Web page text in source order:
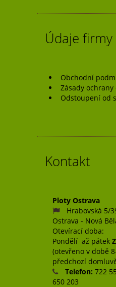
Údaje firmy
Obchodní
Zásady
Odstoupení od
Kontakt
Ploty Ostrava
Hrabovská 5/
Ostrava - Nová
Otevírací doba:
Pondělí až pátek
(otevřeno v době
předchozí
Telefon: 722
650 203